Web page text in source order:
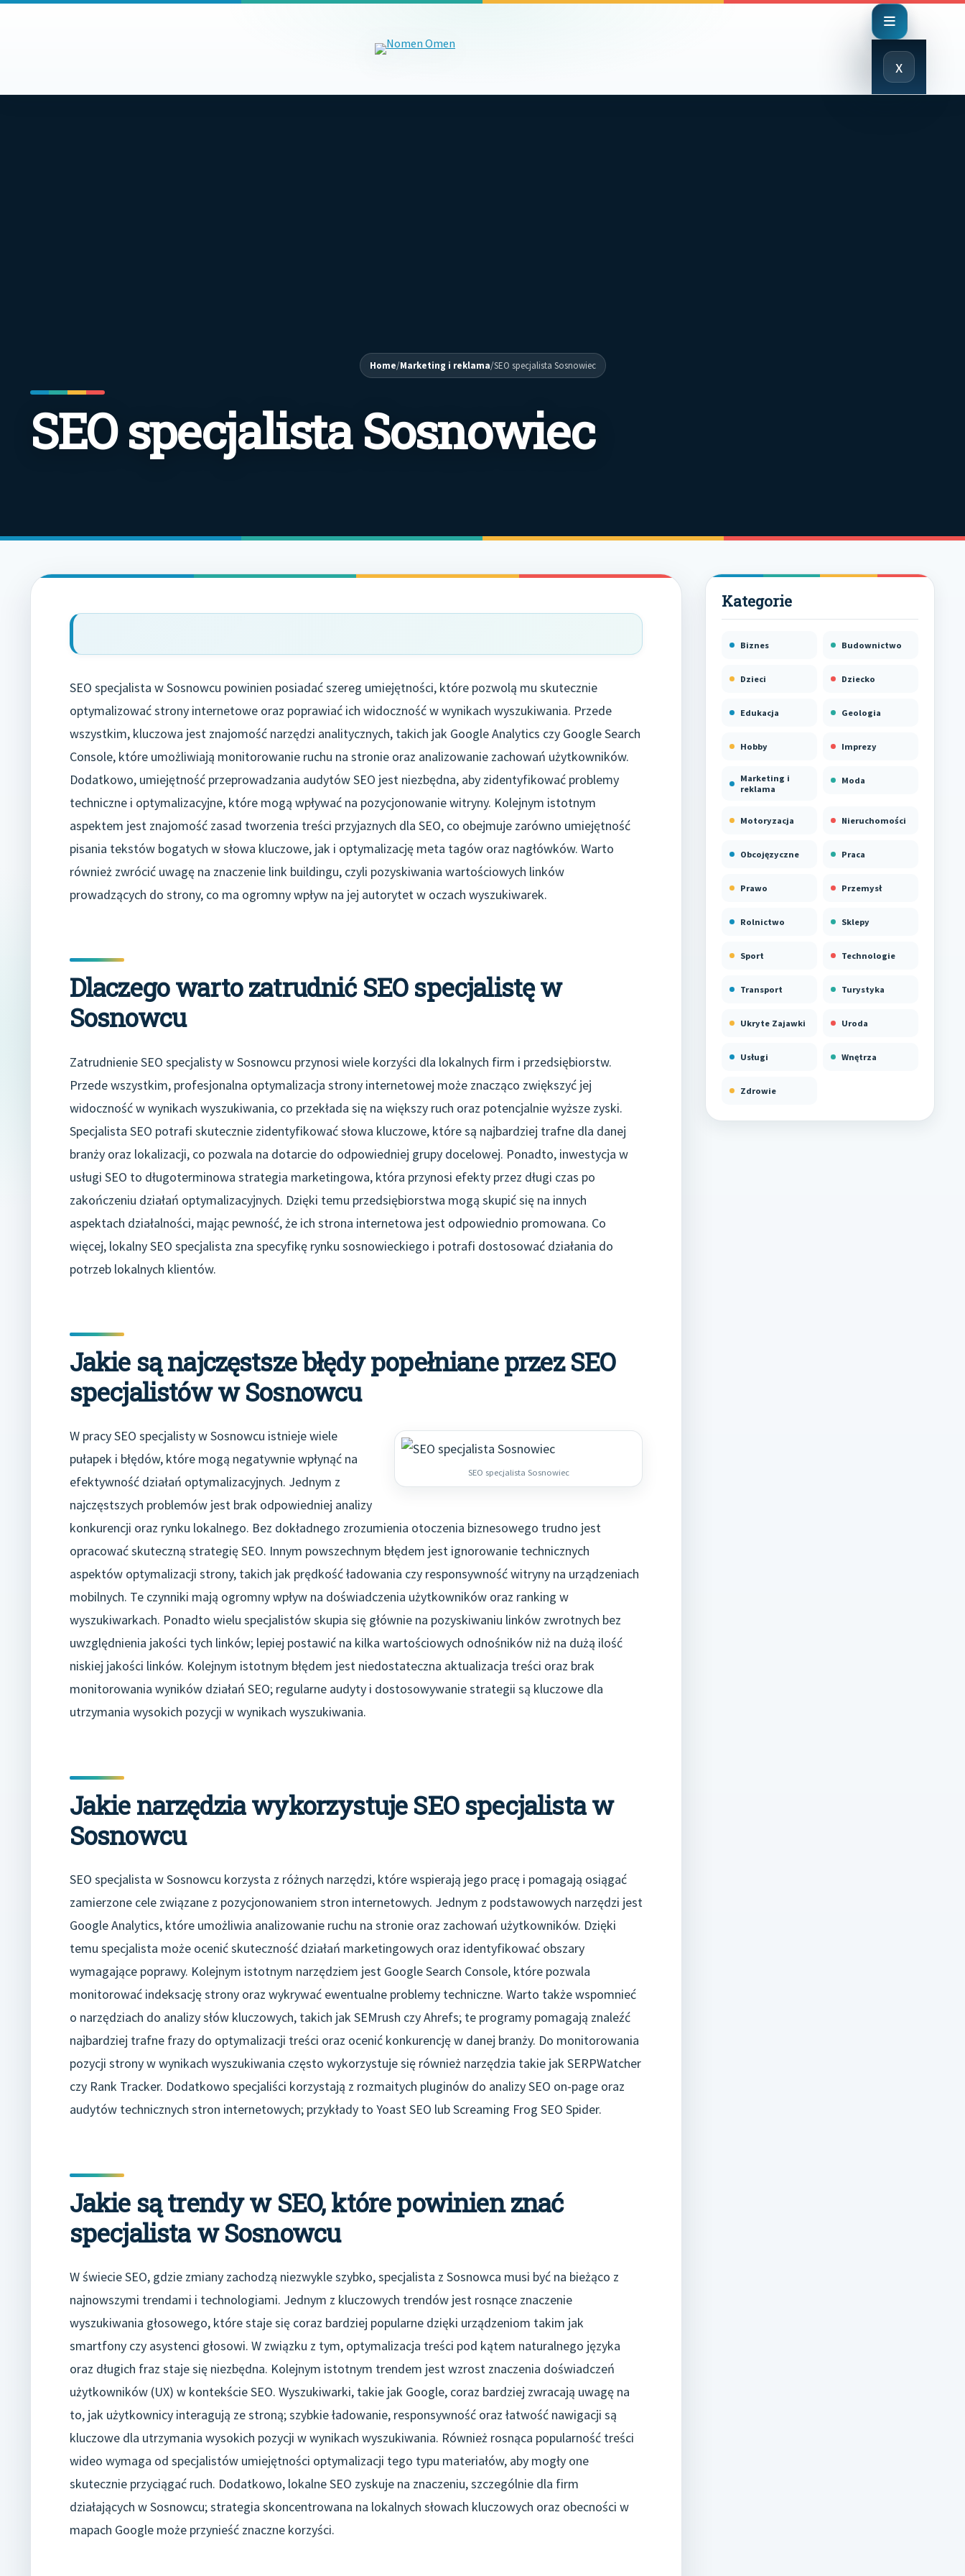
x
Close
Menu
Home/Marketing i reklama/SEO specjalista Sosnowiec
SEO specjalista Sosnowiec
SEO specjalista w Sosnowcu powinien posiadać szereg umiejętności, które pozwolą mu skutecznie
optymalizować strony internetowe oraz poprawiać ich widoczność w wynikach wyszukiwania. Przede
wszystkim, kluczowa jest znajomość narzędzi analitycznych, takich jak Google Analytics czy Google Search
Console, które umożliwiają monitorowanie ruchu na stronie oraz analizowanie zachowań użytkowników.
Dodatkowo, umiejętność przeprowadzania audytów SEO jest niezbędna, aby zidentyfikować problemy
techniczne i optymalizacyjne, które mogą wpływać na pozycjonowanie witryny. Kolejnym istotnym
aspektem jest znajomość zasad tworzenia treści przyjaznych dla SEO, co obejmuje zarówno umiejętność
pisania tekstów bogatych w słowa kluczowe, jak i optymalizację meta tagów oraz nagłówków. Warto
również zwrócić uwagę na znaczenie link buildingu, czyli pozyskiwania wartościowych linków
prowadzących do strony, co ma ogromny wpływ na jej autorytet w oczach wyszukiwarek.
Dlaczego warto zatrudnić SEO specjalistę w
Sosnowcu
Zatrudnienie SEO specjalisty w Sosnowcu przynosi wiele korzyści dla lokalnych firm i przedsiębiorstw.
Przede wszystkim, profesjonalna optymalizacja strony internetowej może znacząco zwiększyć jej
widoczność w wynikach wyszukiwania, co przekłada się na większy ruch oraz potencjalnie wyższe zyski.
Specjalista SEO potrafi skutecznie zidentyfikować słowa kluczowe, które są najbardziej trafne dla danej
branży oraz lokalizacji, co pozwala na dotarcie do odpowiedniej grupy docelowej. Ponadto, inwestycja w
usługi SEO to długoterminowa strategia marketingowa, która przynosi efekty przez długi czas po
zakończeniu działań optymalizacyjnych. Dzięki temu przedsiębiorstwa mogą skupić się na innych
aspektach działalności, mając pewność, że ich strona internetowa jest odpowiednio promowana. Co
więcej, lokalny SEO specjalista zna specyfikę rynku sosnowieckiego i potrafi dostosować działania do
potrzeb lokalnych klientów.
Jakie są najczęstsze błędy popełniane przez SEO
specjalistów w Sosnowcu
SEO specjalista Sosnowiec
W pracy SEO specjalisty w Sosnowcu istnieje wiele
pułapek i błędów, które mogą negatywnie wpłynąć na
efektywność działań optymalizacyjnych. Jednym z
najczęstszych problemów jest brak odpowiedniej analizy
konkurencji oraz rynku lokalnego. Bez dokładnego zrozumienia otoczenia biznesowego trudno jest
opracować skuteczną strategię SEO. Innym powszechnym błędem jest ignorowanie technicznych
aspektów optymalizacji strony, takich jak prędkość ładowania czy responsywność witryny na urządzeniach
mobilnych. Te czynniki mają ogromny wpływ na doświadczenia użytkowników oraz ranking w
wyszukiwarkach. Ponadto wielu specjalistów skupia się głównie na pozyskiwaniu linków zwrotnych bez
uwzględnienia jakości tych linków; lepiej postawić na kilka wartościowych odnośników niż na dużą ilość
niskiej jakości linków. Kolejnym istotnym błędem jest niedostateczna aktualizacja treści oraz brak
monitorowania wyników działań SEO; regularne audyty i dostosowywanie strategii są kluczowe dla
utrzymania wysokich pozycji w wynikach wyszukiwania.
Jakie narzędzia wykorzystuje SEO specjalista w
Sosnowcu
SEO specjalista w Sosnowcu korzysta z różnych narzędzi, które wspierają jego pracę i pomagają osiągać
zamierzone cele związane z pozycjonowaniem stron internetowych. Jednym z podstawowych narzędzi jest
Google Analytics, które umożliwia analizowanie ruchu na stronie oraz zachowań użytkowników. Dzięki
temu specjalista może ocenić skuteczność działań marketingowych oraz identyfikować obszary
wymagające poprawy. Kolejnym istotnym narzędziem jest Google Search Console, które pozwala
monitorować indeksację strony oraz wykrywać ewentualne problemy techniczne. Warto także wspomnieć
o narzędziach do analizy słów kluczowych, takich jak SEMrush czy Ahrefs; te programy pomagają znaleźć
najbardziej trafne frazy do optymalizacji treści oraz ocenić konkurencję w danej branży. Do monitorowania
pozycji strony w wynikach wyszukiwania często wykorzystuje się również narzędzia takie jak SERPWatcher
czy Rank Tracker. Dodatkowo specjaliści korzystają z rozmaitych pluginów do analizy SEO on-page oraz
audytów technicznych stron internetowych; przykłady to Yoast SEO lub Screaming Frog SEO Spider.
Jakie są trendy w SEO, które powinien znać
specjalista w Sosnowcu
W świecie SEO, gdzie zmiany zachodzą niezwykle szybko, specjalista z Sosnowca musi być na bieżąco z
najnowszymi trendami i technologiami. Jednym z kluczowych trendów jest rosnące znaczenie
wyszukiwania głosowego, które staje się coraz bardziej popularne dzięki urządzeniom takim jak
smartfony czy asystenci głosowi. W związku z tym, optymalizacja treści pod kątem naturalnego języka
oraz długich fraz staje się niezbędna. Kolejnym istotnym trendem jest wzrost znaczenia doświadczeń
użytkowników (UX) w kontekście SEO. Wyszukiwarki, takie jak Google, coraz bardziej zwracają uwagę na
to, jak użytkownicy interagują ze stroną; szybkie ładowanie, responsywność oraz łatwość nawigacji są
kluczowe dla utrzymania wysokich pozycji w wynikach wyszukiwania. Również rosnąca popularność treści
wideo wymaga od specjalistów umiejętności optymalizacji tego typu materiałów, aby mogły one
skutecznie przyciągać ruch. Dodatkowo, lokalne SEO zyskuje na znaczeniu, szczególnie dla firm
działających w Sosnowcu; strategia skoncentrowana na lokalnych słowach kluczowych oraz obecności w
mapach Google może przynieść znaczne korzyści.
Biznes Budownictwo
Dzieci Dziecko
Edukacja Geologia
Hobby Imprezy
Marketing i
reklama
Moda
Motoryzacja Nieruchomości
Obcojęzyczne Praca
Prawo Przemysł
Rolnictwo Sklepy
Sport Technologie
Transport Turystyka
Ukryte Zajawki Uroda
Usługi Wnętrza
Zdrowie